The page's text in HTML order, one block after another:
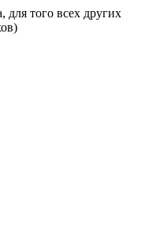
для того всех других